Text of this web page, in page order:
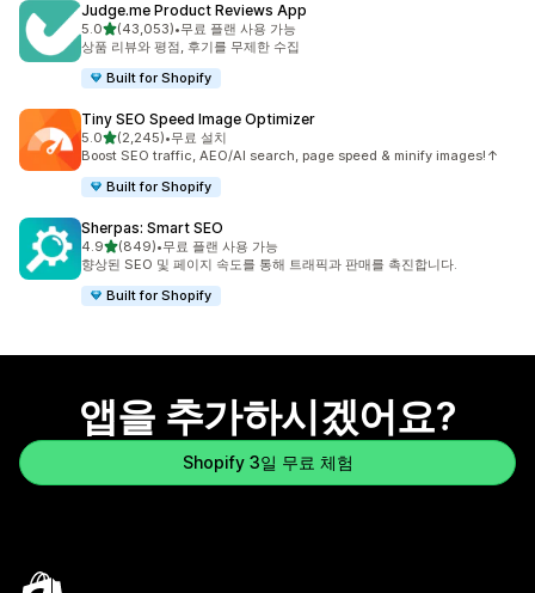
Judge.me Product Reviews App
5.0별 5개 중
(43,053)
총 리뷰 43053개
•무료 플랜 사용 가능
상품 리뷰와 평점, 후기를 무제한 수집
Built for Shopify
Tiny SEO Speed Image Optimizer
5.0별 5개 중
(2,245)
총 리뷰 2245개
•무료 설치
Boost SEO traffic, AEO/AI search, page speed & minify images!↑
Built for Shopify
Sherpas: Smart SEO
4.9별 5개 중
(849)
총 리뷰 849개
•무료 플랜 사용 가능
향상된 SEO 및 페이지 속도를 통해 트래픽과 판매를 촉진합니다.
Built for Shopify
앱을 추가하시겠어요?
Shopify 3일 무료 체험